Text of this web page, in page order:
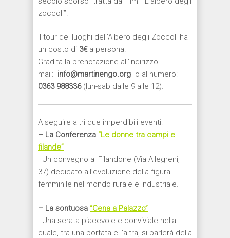
zoccoli”.
Il tour dei luoghi dell’Albero degli Zoccoli ha
un costo di 3€a persona.
Gradita la prenotazione all’indirizzo
mail: info@martinengo.org o al numero:
0363 988336(lun-sab dalle 9 alle 12).
A seguire altri due imperdibili eventi:
– La Conferenza “Le donne tra campi e
filande”
Un convegno al Filandone (Via Allegreni,
37) dedicato all’evoluzione della figura
femminile nel mondo rurale e industriale.
– La sontuosa “Cena a Palazzo”
Una serata piacevole e conviviale nella
quale, tra una portata e l’altra, si parlerà della